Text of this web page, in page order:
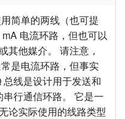
简单的两线（也可提
电流环路，但也可以
其他媒介。 请注意，
是电流环路，但事实
总线是设计用于发送和
串行通信环路。 它是一
论实际使用的线路类型